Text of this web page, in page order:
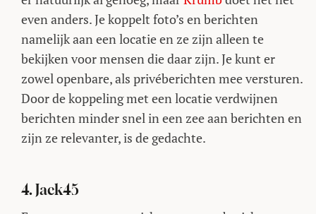
even anders. Je koppelt foto’s en berichten
namelijk aan een locatie en ze zijn alleen te
bekijken voor mensen die daar zijn. Je kunt er
zowel openbare, als privéberichten mee versturen.
Door de koppeling met een locatie verdwijnen
berichten minder snel in een zee aan berichten en
zijn ze relevanter, is de gedachte.
4. Jack45